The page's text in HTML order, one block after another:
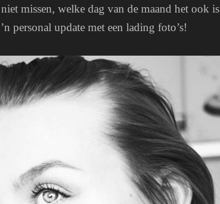
missen, welke dag van de maand het ook is
personal update met een lading foto’s!